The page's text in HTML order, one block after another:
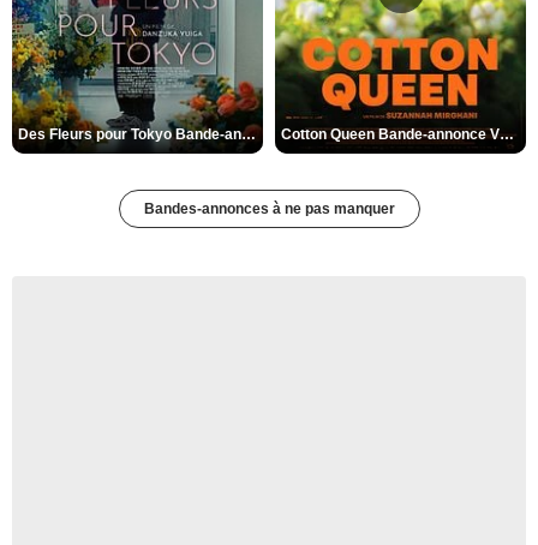
Des Fleurs pour Tokyo Bande-annonce VO STFR Cotton Queen Bande-annonce VO STFR
Bandes-annonces à ne pas manquer